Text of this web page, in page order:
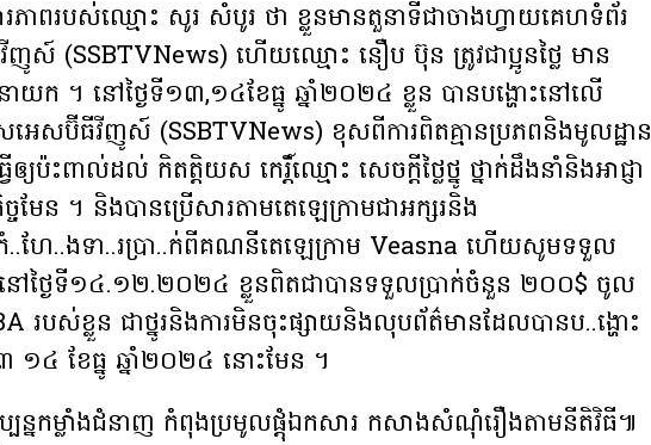
រភាពរបស់ឈ្មោះ សូរ សំបូរ ថា ខ្លួនមានតួនាទីជាចាងហ្វាយគេហទំព័រ
ស៍ (SSBTVNews) ហើយឈ្មោះ នឿប ប៊ុន ត្រូវជាប្អូនថ្លៃ មាន
ាយក ។ នៅថ្ងៃទី១៣,១៤ខែធ្នូ ឆ្នាំ២០២៤ ខ្លួន បានបង្ហោះនៅលើ
េសប៊ីធីវីញូស៍ (SSBTVNews) ខុសពីការពិតគ្មានប្រភពនិងមូលដ្ឋាន
យប៉ះពាល់ដល់ កិតត្តិយស កេរ្តិ៍ឈ្មោះ សេចក្ដីថ្លៃថ្នូ ថ្នាក់ដឹងនាំនិងអាជ្ញា
ចមែន ។ និងបានប្រើសារតាមតេឡេក្រាមជាអក្សរនិង
កំ..ហែ..ងទា..រប្រា..ក់ពីគណនីតេឡេក្រាម Veasna ហើយសូមទទួល
ៅថ្ងៃទី១៤.១២.២០២៤ ខ្លួនពិតជាបានទទួលប្រាក់ចំនួន ២០០$ ចូល
របស់ខ្លួន ជាថ្នូរនិងការមិនចុះផ្សាយនិងលុបព័ត៌មានដែលបានប..ង្ហោះ
១៤ ខែធ្នូ ឆ្នាំ២០២៤ នោះមែន ។
បន្នកម្លាំងជំនាញ កំពុងប្រមូលផ្តុំឯកសារ កសាងសំណុំរឿងតាមនីតិវិធី៕